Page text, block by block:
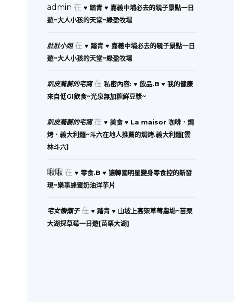
admin 在♥ 踏青 ♥ 嘉義中埔必去的親子景點一日
遊~大人小孩的天堂~綠盈牧場
肚肚小姐在♥ 踏青 ♥ 嘉義中埔必去的親子景點一日
遊~大人小孩的天堂~綠盈牧場
趴皮蕎蕎的宅窩在私密內容: ♥ 飲品.B ♥ 我的健康
來自低GI飲食~光泉無加糖鮮豆漿~
趴皮蕎蕎的宅窩在♥ 美食 ♥ La maisor 咖啡．焗
烤．義大利麵~斗六在地人推薦的焗烤.義大利麵[雲
林斗六]
啾啾 在♥ 零食.B ♥ 讓韓國明星變身零食控的新發
現~樂事蜂蜜奶油洋芋片
宅女懶懶子在♥ 踏青 ♥ 山坡上高架草莓農場~苗栗
大湖採草莓一日遊[苗栗大湖]